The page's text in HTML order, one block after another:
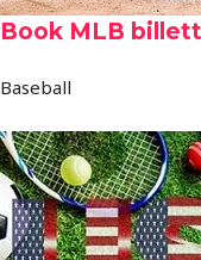
Book MLB
Baseball